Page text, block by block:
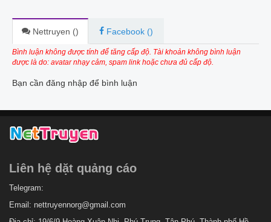
Nettruyen () Facebook ()
Bình luận không được tính để tăng cấp độ. Tài khoản không bình luận
được là do: avatar nhạy cảm, spam link hoặc chưa đủ cấp độ.
Bạn cần đăng nhập để bình luận
Liên hệ dặt quảng cáo
Telegram:
Email: nettruyennorg@gmail.com